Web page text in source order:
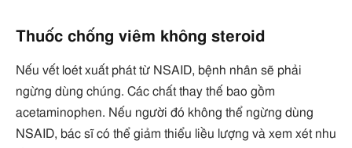
Thuốc chống viêm không steroid
Nếu vết loét xuất phát từ NSAID, bệnh nhân sẽ phải
ngừng dùng chúng. Các chất thay thế bao gồm
acetaminophen. Nếu người đó không thể ngừng dùng
NSAID, bác sĩ có thể giảm thiểu liều lượng và xem xét nhu